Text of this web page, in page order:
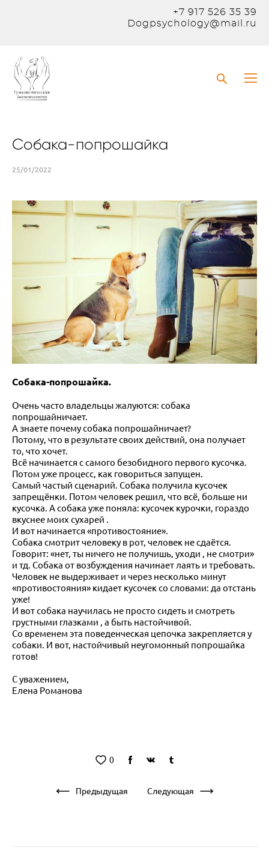
+7 917 526 35 39
Dogpsychology@mail.ru
25/01/2022
Собака-попрошайка
Собака-попрошайка.
Очень часто владельцы жалуются: собака
попрошайничает.
А знаете почему собака попрошайничает?
Потому, что в результате своих действий, она получает
то, что хочет.
Всё начинается с самого безобидного первого кусочка.
Потом уже процесс, как говориться запущен.
Самый частый сценарий. Собака получила кусочек
запрещёнки. Потом человек решил, что всё, больше ни
кусочка. А собака уже поняла: кусочек курочки, гораздо
вкуснее моих сухарей .
И вот начинается «противостояние».
Собака смотрит человеку в рот, человек не сдаётся.
Говорит: «нет, ты ничего не получишь, уходи , не смотри»
и тд. Собака от возбуждения начинает лаять и требовать.
Человек не выдерживает и через несколько минут
«противостояния» кидает кусочек со словами: да отстань
уже!
И вот собака научилась не просто сидеть и смотреть
грустными глазками , а быть настойчивой.
Со временем эта поведенческая цепочка закрепляется у
собаки. И вот, настойчивый неугомонный попрошайка
готов!
С уважением,
Елена Романова
0
Предыдущая Следующая